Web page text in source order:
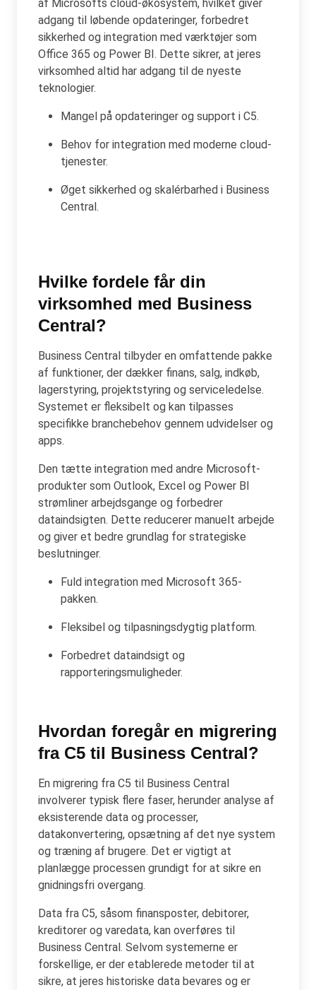
af Microsofts cloud-økosystem, hvilket giver
adgang til løbende opdateringer, forbedret
sikkerhed og integration med værktøjer som
Office 365 og Power BI. Dette sikrer, at jeres
virksomhed altid har adgang til de nyeste
teknologier.
Mangel på opdateringer og support i C5.
Behov for integration med moderne cloud-
tjenester.
Øget sikkerhed og skalérbarhed i Business
Central.
Hvilke fordele får din
virksomhed med Business
Central?
Business Central tilbyder en omfattende pakke
af funktioner, der dækker finans, salg, indkøb,
lagerstyring, projektstyring og serviceledelse.
Systemet er fleksibelt og kan tilpasses
specifikke branchebehov gennem udvidelser og
apps.
Den tætte integration med andre Microsoft-
produkter som Outlook, Excel og Power BI
strømliner arbejdsgange og forbedrer
dataindsigten. Dette reducerer manuelt arbejde
og giver et bedre grundlag for strategiske
beslutninger.
Fuld integration med Microsoft 365-
pakken.
Fleksibel og tilpasningsdygtig platform.
Forbedret dataindsigt og
rapporteringsmuligheder.
Hvordan foregår en migrering
fra C5 til Business Central?
En migrering fra C5 til Business Central
involverer typisk flere faser, herunder analyse af
eksisterende data og processer,
datakonvertering, opsætning af det nye system
og træning af brugere. Det er vigtigt at
planlægge processen grundigt for at sikre en
gnidningsfri overgang.
Data fra C5, såsom finansposter, debitorer,
kreditorer og varedata, kan overføres til
Business Central. Selvom systemerne er
forskellige, er der etablerede metoder til at
sikre, at jeres historiske data bevares og er